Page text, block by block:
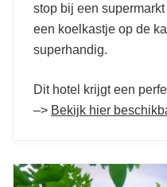
stop bij een
een koelkastje op de
superhandig.
Dit hotel krijgt een
–> Bekijk hier